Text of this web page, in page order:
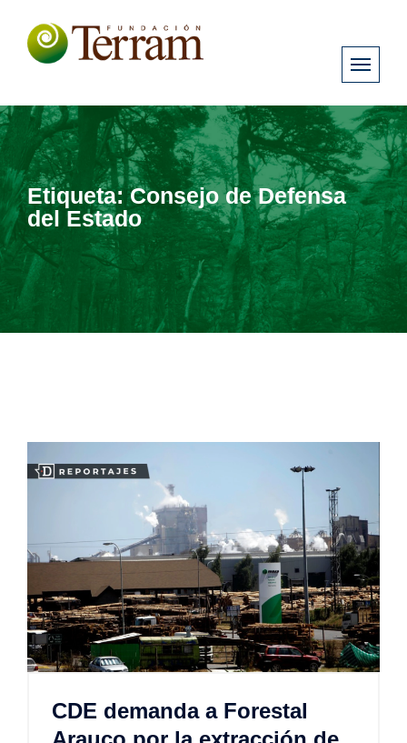
Etiqueta:Consejo de Defensa
del Estado
CDE demanda a Forestal